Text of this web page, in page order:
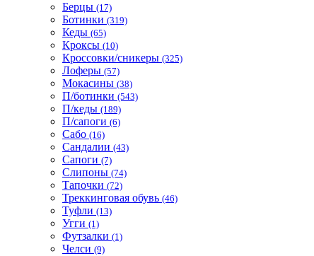
Берцы (17)
Ботинки (319)
Кеды (65)
Кроксы (10)
Кроссовки/сникеры (325)
Лоферы (57)
Мокасины (38)
П/ботинки (543)
П/кеды (189)
П/сапоги (6)
Сабо (16)
Сандалии (43)
Сапоги (7)
Слипоны (74)
Тапочки (72)
Треккинговая обувь (46)
Туфли (13)
Угги (1)
Футзалки (1)
Челси (9)